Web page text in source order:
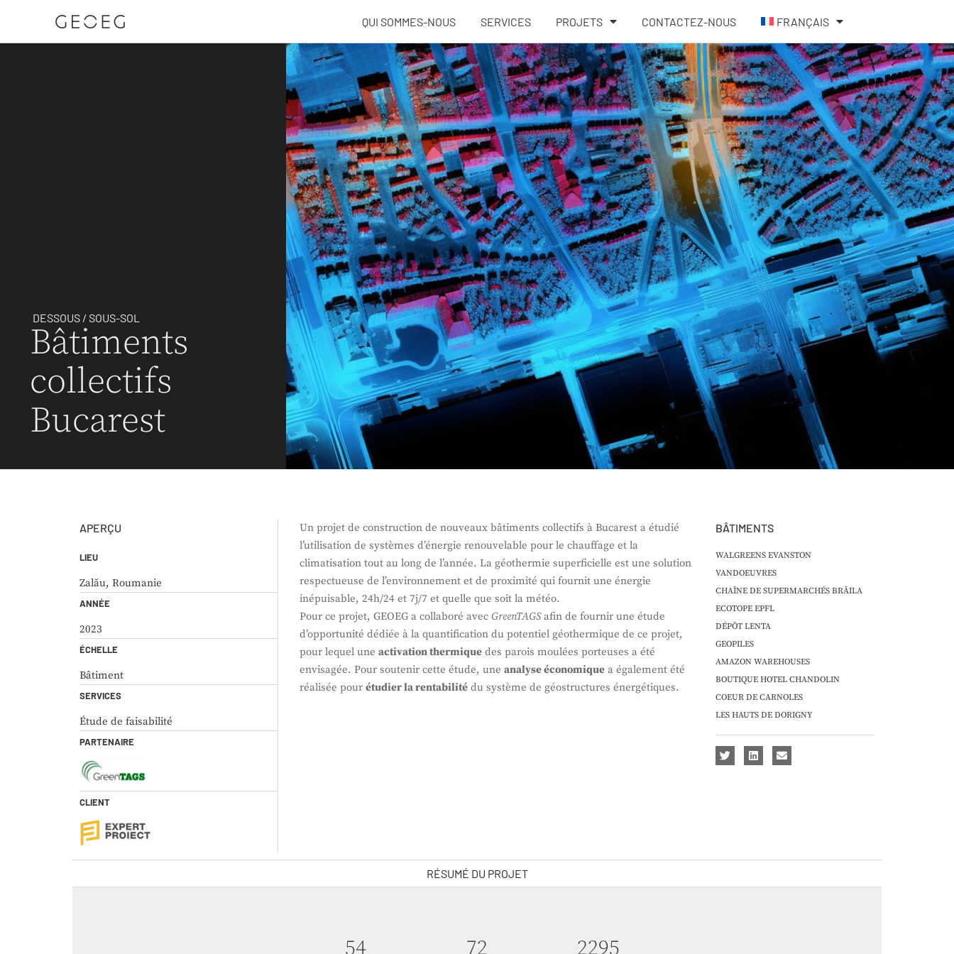
QUI SOMMES-NOUS SERVICES PROJETS CONTACTEZ-NOUS FRANÇAIS
DESSOUS / SOUS-SOL
Bâtiments
collectifs
Bucarest
APERÇU
LIEU
Zalău, Roumanie
ANNÉE
2023
ÉCHELLE
Bâtiment
SERVICES
Étude de faisabilité
PARTENAIRE
CLIENT
Un projet de construction de nouveaux bâtiments collectifs à Bucarest a étudié
l’utilisation de systèmes d’énergie renouvelable pour le chauffage et la
climatisation tout au long de l’année. La géothermie superficielle est une solution
respectueuse de l’environnement et de proximité qui fournit une énergie
inépuisable, 24h/24 et 7j/7 et quelle que soit la météo.
Pour ce projet, GEOEG a collaboré avec GreenTAGSafin de fournir une étude
d’opportunité dédiée à la quantification du potentiel géothermique de ce projet,
pour lequel une activation thermique des parois moulées porteuses a été
envisagée. Pour soutenir cette étude, une analyse économique a également été
réalisée pour étudier la rentabilité du système de géostructures énergétiques.
BÂTIMENTS
WALGREENS EVANSTON
VANDOEUVRES
CHAÎNE DE SUPERMARCHÉS BRĂILA
ECOTOPE EPFL
DÉPÔT LENTA
GEOPILES
AMAZON WAREHOUSES
BOUTIQUE HOTEL CHANDOLIN
COEUR DE CARNOLES
LES HAUTS DE DORIGNY
RÉSUMÉ DU PROJET
76 101 3219